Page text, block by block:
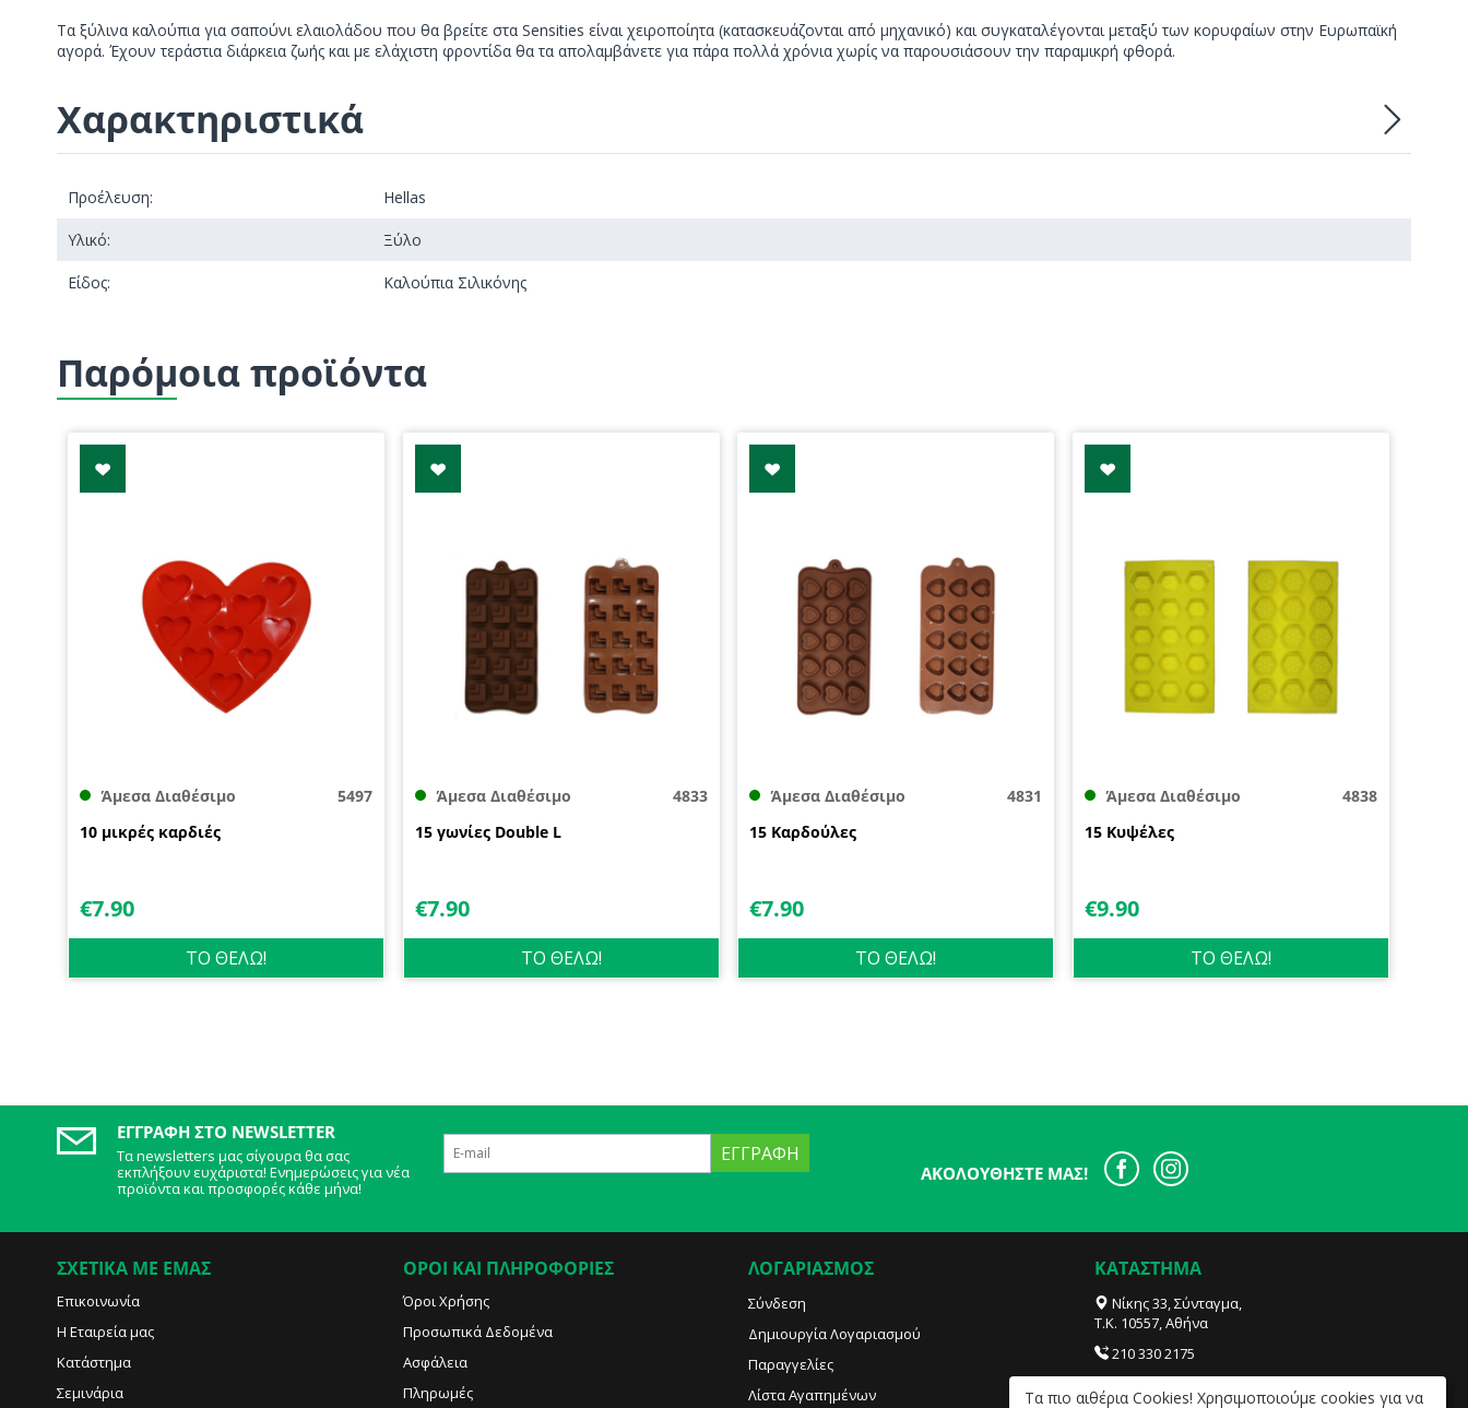
Τα ξύλινα καλούπια για σαπούνι ελαιολάδου που θα βρείτε στα Sensities είναι χειροποίητα (κατασκευάζονται από μηχανικό) και συγκαταλέγονται μεταξύ των κορυφαίων στην Ευρωπαϊκή
αγορά. Έχουν τεράστια διάρκεια ζωής και με ελάχιστη φροντίδα θα τα απολαμβάνετε για πάρα πολλά χρόνια χωρίς να παρουσιάσουν την παραμικρή φθορά.
Χαρακτηριστικά
Προέλευση: Hellas
Υλικό: Ξύλο
Είδος: Καλούπια Σιλικόνης
Παρόμοια προϊόντα
Άμεσα Διαθέσιμο
5497
10 μικρές καρδιές
€7.90
ΤΟ ΘΕΛΩ!
Άμεσα Διαθέσιμο
4833
15 γωνίες Double L
€7.90
ΤΟ ΘΕΛΩ!
Άμεσα Διαθέσιμο
4831
15 Καρδούλες
€7.90
ΤΟ ΘΕΛΩ!
Άμεσα Διαθέσιμο
4838
15 Κυψέλες
€9.90
ΤΟ ΘΕΛΩ!
ΕΓΓΡΑΦΉ ΣΤΟ NEWSLETTER
Τα newsletters μας σίγουρα θα σας
εκπλήξουν ευχάριστα! Ενημερώσεις για νέα
προϊόντα και προσφορές κάθε μήνα!
ΕΓΓΡΑΦΉ
ΑΚΟΛΟΥΘΉΣΤΕ ΜΑΣ!
ΣΧΕΤΙΚΑ ΜΕ ΕΜΑΣ
Επικοινωνία
Η Εταιρεία μας
Κατάστημα
Σεμινάρια
ΟΡΟΙ ΚΑΙ ΠΛΗΡΟΦΟΡΙΕΣ
Όροι Χρήσης
Προσωπικά Δεδομένα
Ασφάλεια
Πληρωμές
ΛΟΓΑΡΙΑΣΜΟΣ
Σύνδεση
Δημιουργία Λογαριασμού
Παραγγελίες
Λίστα Αγαπημένων
ΚΑΤΑΣΤΗΜΑ
Νίκης 33, Σύνταγμα,
Τ.Κ. 10557, Αθήνα
210 330 2175
Tα πιο αιθέρια Cookies! Χρησιμοποιούμε cookies για να